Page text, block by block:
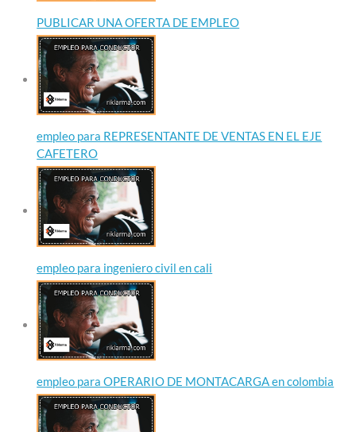
PUBLICAR UNA OFERTA DE EMPLEO
empleo para REPRESENTANTE DE VENTAS EN EL EJE
CAFETERO
empleo para ingeniero civil en cali
empleo para OPERARIO DE MONTACARGA en colombia